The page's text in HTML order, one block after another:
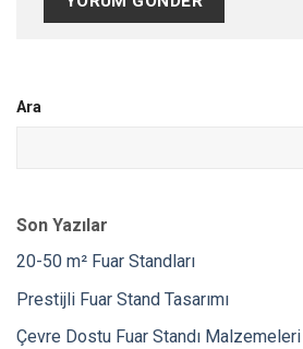
Ara
Son Yazılar
20-50 m² Fuar Standları
Prestijli Fuar Stand Tasarımı
Çevre Dostu Fuar Standı Malzemeleri